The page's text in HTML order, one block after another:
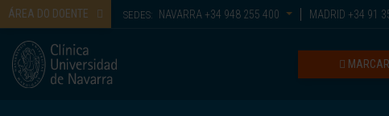
ÁREA DO DOENTE SEDES: NAVARRA +34 948 255 400 MADRID +34 91